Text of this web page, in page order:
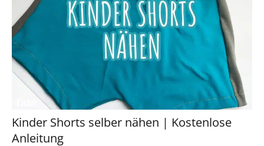
Kinder Shorts selber nähen | Kostenlose
Anleitung